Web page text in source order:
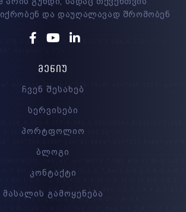
და დაუღალავად შრომობენ
ᲛᲔᲜᲘᲣ
ჩვენ შესახებ
სერვისები
პორტფოლიო
ბლოგი
კონტაქტი
მასალის გამოყენება